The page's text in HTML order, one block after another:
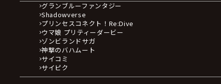
グランブルーファンタジー
Shadowverse
プリンセスコネクト！Re:Dive
ウマ娘 プリティーダービー
ゾンビランドサガ
神撃のバハムート
サイコミ
サイピク